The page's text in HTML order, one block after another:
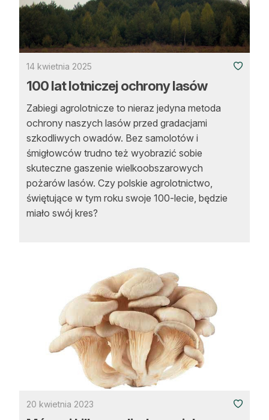
14 kwietnia 2025
100 lat lotniczej ochrony lasów
Zabiegi agrolotnicze to nieraz jedyna metoda
ochrony naszych lasów przed gradacjami
szkodliwych owadów. Bez samolotów i
śmigłowców trudno też wyobrazić sobie
skuteczne gaszenie wielkoobszarowych
pożarów lasów. Czy polskie agrolotnictwo,
świętujące w tym roku swoje 100-lecie, będzie
miało swój kres?
20 kwietnia 2023